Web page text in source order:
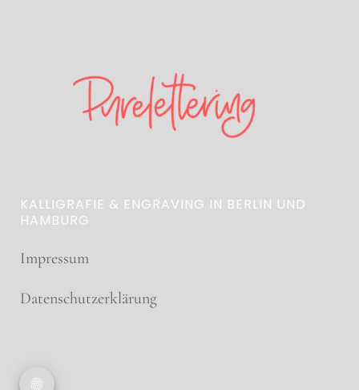
KALLIGRAFIE & ENGRAVING IN BERLIN UND
HAMBURG
Impressum
Datenschutzerklärung